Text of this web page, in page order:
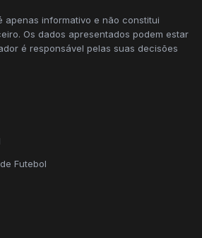
apenas informativo e não constitui
Os dados apresentados podem estar
é responsável pelas suas decisões
Futebol